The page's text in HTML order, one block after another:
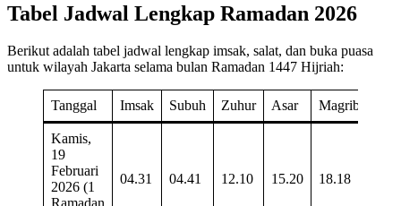
Tabel Jadwal Lengkap Ramadan 2026
Berikut adalah tabel jadwal lengkap imsak, salat, dan buka puasa
untuk wilayah Jakarta selama bulan Ramadan 1447 Hijriah:
Tanggal Imsak Subuh Zuhur Asar Magrib
Kamis,
19
Februari
2026 (1
04.31 04.41 12.10 15.20 18.18